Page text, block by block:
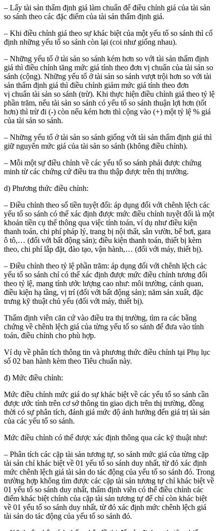
– Lấy tài sản thẩm định giá làm chuẩn để điều chỉnh giá của tài sản
so sánh theo các đặc điểm của tài sản thẩm định giá.
– Khi điều chỉnh giá theo sự khác biệt của một yếu tố so sánh thì cố
định những yếu tố so sánh còn lại (coi như giống nhau).
– Những yếu tố ở tài sản so sánh kém hơn so với tài sản thẩm định
giá thì điều chỉnh tăng mức giá tính theo đơn vị chuẩn của tài sản so
sánh (cộng). Những yếu tố ở tài sản so sánh vượt trội hơn so với tài
sản thẩm định giá thì điều chỉnh giảm mức giá tính theo đơn
vị chuẩn tài sản so sánh (trừ). Khi thực hiện điều chỉnh giá theo tỷ lệ
phần trăm, nếu tài sản so sánh có yếu tố so sánh thuận lợi hơn (tốt
hơn) thì trừ đi (-) còn nếu kém hơn thì cộng vào (+) một tỷ lệ % giá
của tài sản so sánh.
– Những yếu tố ở tài sản so sánh giống với tài sản thẩm định giá thì
giữ nguyên mức giá của tài sản so sánh (không điều chỉnh).
– Mỗi một sự điều chỉnh về các yếu tố so sánh phải được chứng
minh từ các chứng cứ điều tra thu thập được trên thị trường.
d) Phương thức điều chỉnh:
– Điều chỉnh theo số tiền tuyệt đối: áp dụng đối với chênh lệch các
yếu tố so sánh có thể xác định được mức điều chỉnh tuyệt đối là một
khoản tiền cụ thể thông qua việc tính toán, ví dụ như điều kiện
thanh toán, chi phí pháp lý, trang bị nội thất, sân vườn, bể bơi, gara
ô tô,… (đối với bất động sản); điều kiện thanh toán, thiết bị kèm
theo, chi phí lắp đặt, đào tạo, vận hành,… (đối với máy, thiết bị).
– Điều chỉnh theo tỷ lệ phần trăm: áp dụng đối với chênh lệch các
yếu tố so sánh chỉ có thể xác định được mức điều chỉnh tương đối
theo tỷ lệ, mang tính ước lượng cao như: môi trường, cảnh quan,
điều kiện hạ tầng, vị trí (đối với bất động sản); năm sản xuất, đặc
trưng kỹ thuật chủ yếu (đối với máy, thiết bị).
Thẩm định viên căn cứ vào điều tra thị trường, tìm ra các bằng
chứng về chênh lệch giá của từng yếu tố so sánh để đưa vào tính
toán, điều chỉnh cho phù hợp.
Ví dụ về phân tích thông tin và phương thức điều chỉnh tại Phụ lục
số 02 ban hành kèm theo Tiêu chuẩn này.
đ) Mức điều chỉnh:
Mức điều chỉnh mức giá do sự khác biệt về các yếu tố so sánh cần
được ước tính trên cơ sở thông tin giao dịch trên thị trường, đồng
thời có sự phân tích, đánh giá mức độ ảnh hưởng đến giá trị tài sản
của các yếu tố so sánh.
Mức điều chỉnh có thể được xác định thông qua các kỹ thuật như:
– Phân tích các cặp tài sản tương tự, so sánh mức giá của từng cặp
tài sản chỉ khác biệt về 01 yếu tố so sánh duy nhất, từ đó xác định
mức chênh lệch giá tài sản do tác động của yếu tố so sánh đó. Trong
trường hợp không tìm được các cặp tài sản tương tự chỉ khác biệt về
01 yếu tố so sánh duy nhất, thẩm định viên có thể điều chỉnh các
điểm khác biệt chính của cặp tài sản tương tự để chỉ còn khác biệt
về 01 yếu tố so sánh duy nhất, từ đó xác định mức chênh lệch giá
tài sản do tác động của yếu tố so sánh đó.